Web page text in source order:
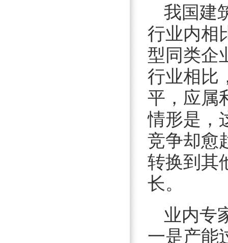
我国建
行业内相
型同类企
行业相比
平，应属
情形是，
竞争却愈
转换到其
长。
业内专
一是产能